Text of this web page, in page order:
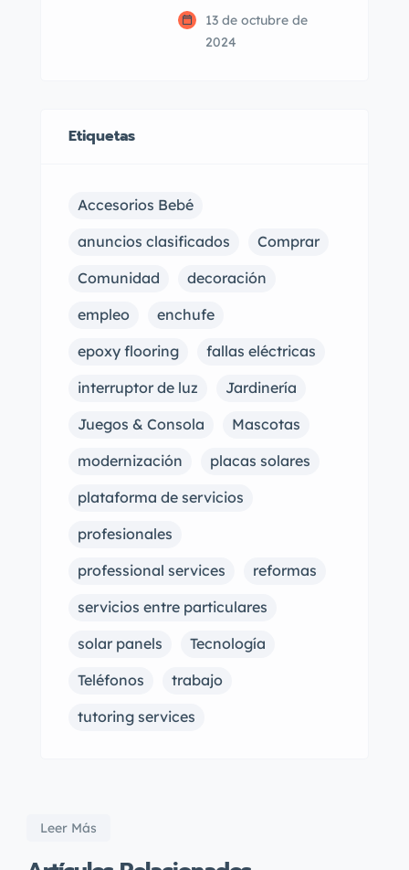
13 de octubre de
2024
Etiquetas
Accesorios Bebé
anuncios clasificados
Comprar
Comunidad
decoración
empleo
enchufe
epoxy flooring
fallas eléctricas
interruptor de luz
Jardinería
Juegos & Consola
Mascotas
modernización
placas solares
plataforma de servicios
profesionales
professional services
reformas
servicios entre particulares
solar panels
Tecnología
Teléfonos
trabajo
tutoring services
Leer Más